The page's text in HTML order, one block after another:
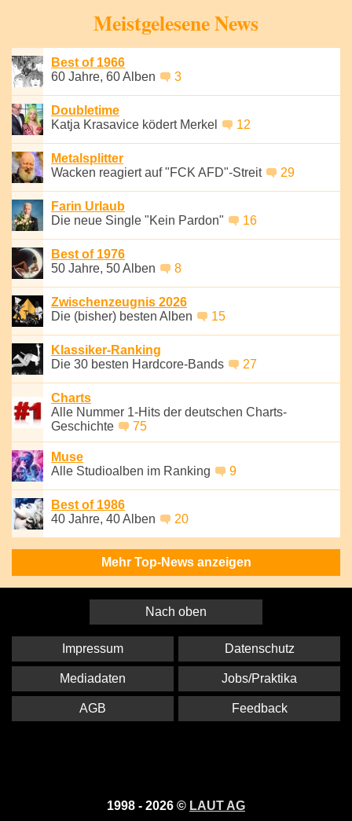
Meistgelesene News
Best of 1966
60 Jahre, 60 Alben
3
Doubletime
Katja Krasavice ködert Merkel
12
Metalsplitter
Wacken reagiert auf "FCK AFD"-Streit
29
Farin Urlaub
Die neue Single "Kein Pardon"
16
Best of 1976
50 Jahre, 50 Alben
8
Zwischenzeugnis 2026
Die (bisher) besten Alben
15
Klassiker-Ranking
Die 30 besten Hardcore-Bands
27
Charts
Alle Nummer 1-Hits der deutschen Charts-
Geschichte
75
Muse
Alle Studioalben im Ranking
9
Best of 1986
40 Jahre, 40 Alben
20
Mehr Top-News anzeigen
Nach oben
1998 - 2026 © LAUT AG
Impressum Datenschutz
Mediadaten Jobs/Praktika
AGB Feedback